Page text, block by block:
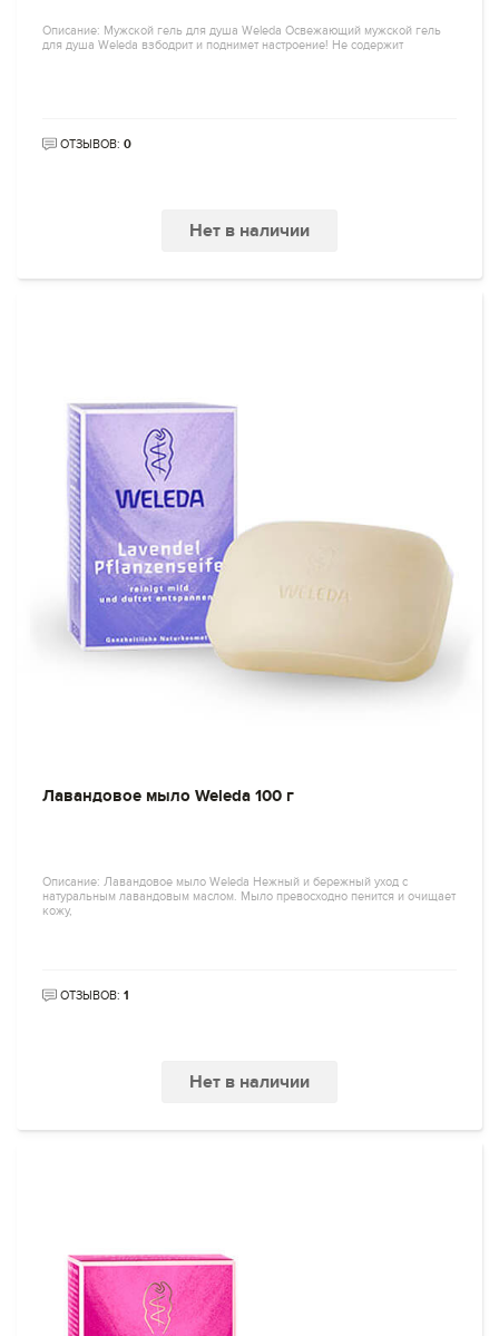
Описание: Мужской гель для душа Weleda Освежающий мужской гель
для душа Weleda взбодрит и поднимет настроение! Не содержит
ОТЗЫВОВ: 0
Нет в наличии
Лавандовое мыло Weleda 100 г
Описание: Лавандовое мыло Weleda Нежный и бережный уход с
натуральным лавандовым маслом. Мыло превосходно пенится и очищает
кожу,
ОТЗЫВОВ: 1
Нет в наличии